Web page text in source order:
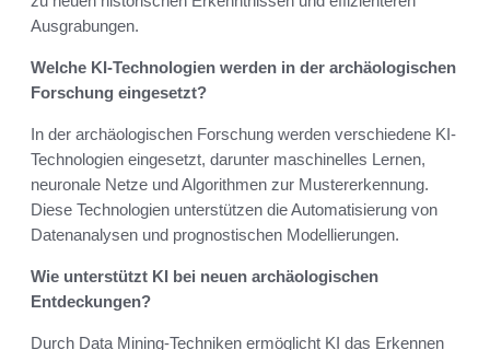
Ausgrabungen.
Welche KI-Technologien werden in der archäologischen
Forschung eingesetzt?
In der archäologischen Forschung werden verschiedene KI-
Technologien eingesetzt, darunter maschinelles Lernen,
neuronale Netze und Algorithmen zur Mustererkennung.
Diese Technologien unterstützen die Automatisierung von
Datenanalysen und prognostischen Modellierungen.
Wie unterstützt KI bei neuen archäologischen
Entdeckungen?
Durch Data Mining-Techniken ermöglicht KI das Erkennen